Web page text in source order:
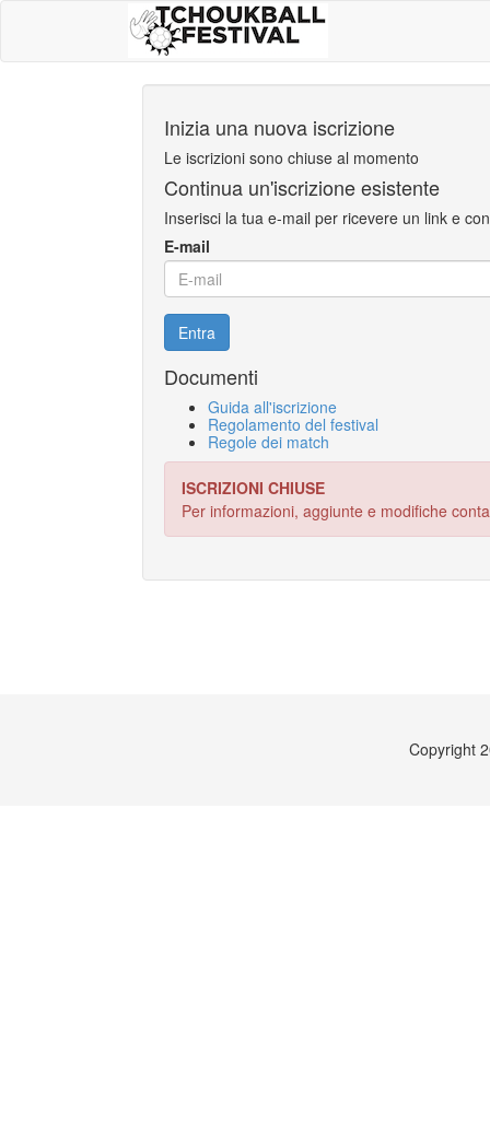
Inizia una nuova iscrizione
Le iscrizioni sono chiuse al momento
Continua un'iscrizione esistente
Inserisci la tua e-mail per ricevere un link e
E-mail
Entra
Documenti
Guida all'iscrizione
Regolamento del festival
Regole dei match
ISCRIZIONI CHIUSE
Per informazioni, aggiunte e modifiche
Copyright